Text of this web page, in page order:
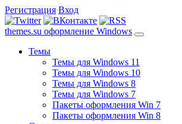
Регистрация Вход
themes.su оформление Windows
Темы
Темы для Windows 11
Темы для Windows 10
Темы для Windows 8
Темы для Windows 7
Пакеты оформления Win 7
Пакеты оформления Win 8